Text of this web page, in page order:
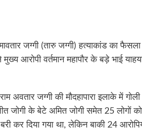
जग्गी (तारु जग्गी) हत्याकांड का
आरोपी वर्तमान महापौर के बड़े भाई
अवतार जग्गी की मौदहापारा इलाके में
जोगी के बेटे अमित जोगी समेत 25 लोगों
कर दिया गया था, लेकिन बाकी 24